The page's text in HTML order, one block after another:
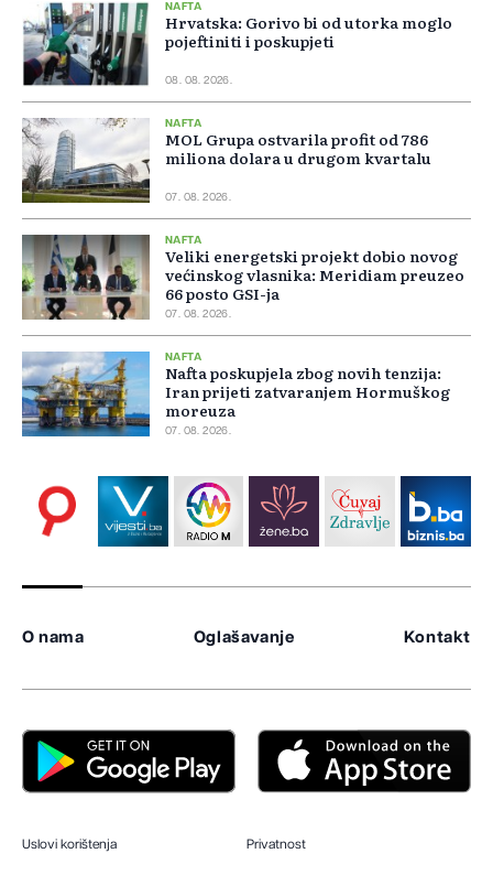
NAFTA
Hrvatska: Gorivo bi od utorka moglo
pojeftiniti i poskupjeti
08. 08. 2026.
NAFTA
MOL Grupa ostvarila profit od 786
miliona dolara u drugom kvartalu
07. 08. 2026.
NAFTA
Veliki energetski projekt dobio novog
većinskog vlasnika: Meridiam preuzeo
66 posto GSI-ja
07. 08. 2026.
NAFTA
Nafta poskupjela zbog novih tenzija:
Iran prijeti zatvaranjem Hormuškog
moreuza
07. 08. 2026.
O nama Oglašavanje Kontakt
Uslovi korištenja Privatnost